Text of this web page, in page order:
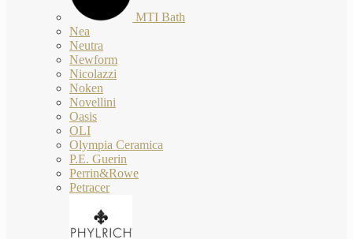
MTI Bath
Nea
Neutra
Newform
Nicolazzi
Noken
Novellini
Oasis
OLI
Olympia Ceramica
P.E. Guerin
Perrin&Rowe
Petracer